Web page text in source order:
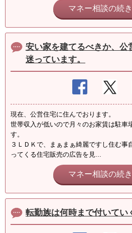
マネー相談の続
安い家を建てるべきか、公
迷っています。
現在、公営住宅に住んでおります。
世帯収入が低いので月々のお家賃は駐車
す。
３ＬＤＫで、まぁまぁ綺麗ですし住む事
ってくる住宅販売の広告を見...
マネー相談の続
転勤族は何時まで付いてい